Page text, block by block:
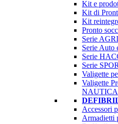
Kit e
Kit di
Kit
Pronto
Serie
Serie Auto
Serie
Serie
Valigette
Valigette
NAUTICA
Accessori
Armadietti